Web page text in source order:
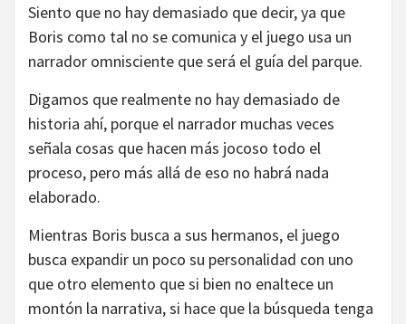
Siento que no hay demasiado que decir, ya que
Boris como tal no se comunica y el juego usa un
narrador omnisciente que será el guía del parque.
Digamos que realmente no hay demasiado de
historia ahí, porque el narrador muchas veces
señala cosas que hacen más jocoso todo el
proceso, pero más allá de eso no habrá nada
elaborado.
Mientras Boris busca a sus hermanos, el juego
busca expandir un poco su personalidad con uno
que otro elemento que si bien no enaltece un
montón la narrativa, si hace que la búsqueda tenga